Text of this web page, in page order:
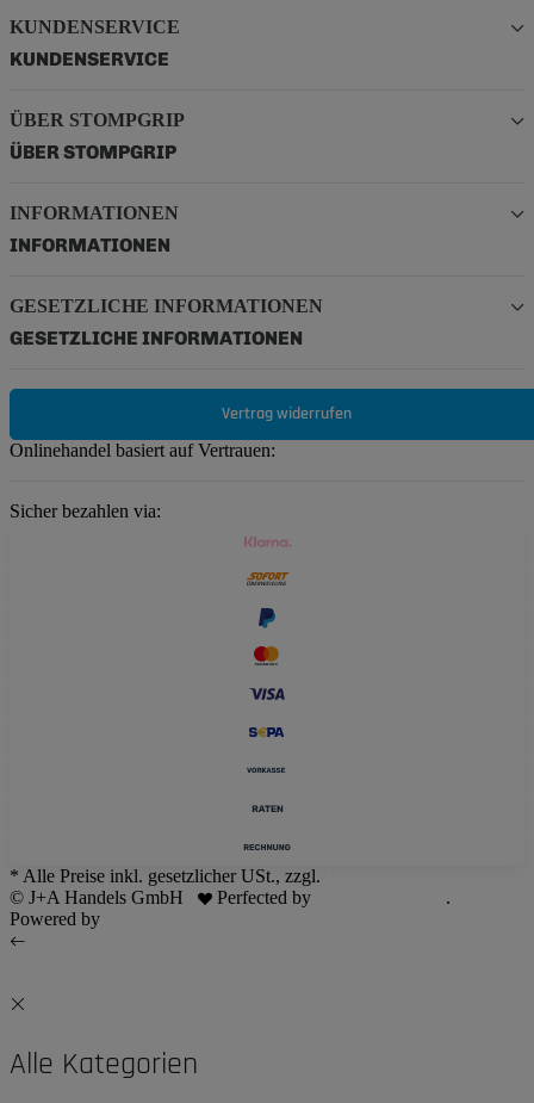
KUNDENSERVICE
KUNDENSERVICE
ÜBER STOMPGRIP
ÜBER STOMPGRIP
INFORMATIONEN
INFORMATIONEN
GESETZLICHE INFORMATIONEN
GESETZLICHE INFORMATIONEN
Vertrag widerrufen
Onlinehandel basiert auf Vertrauen:
Sicher bezahlen via:
* Alle Preise inkl. gesetzlicher USt., zzgl.
© J+A Handels GmbH
Perfected by
.
Powered by
Alle Kategorien